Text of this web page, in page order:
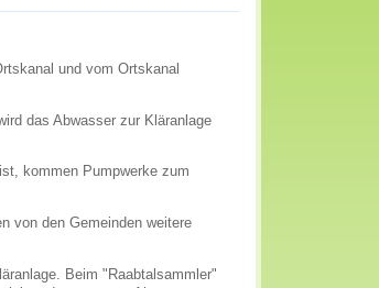
und vom Ortskanal
das Abwasser zur Kläranlage
kommen Pumpwerke zum
von den Gemeinden weitere
Beim "Raabtalsammler"